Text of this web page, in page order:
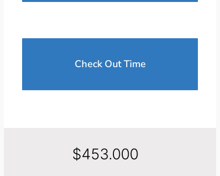
Check Out Time
$453.000